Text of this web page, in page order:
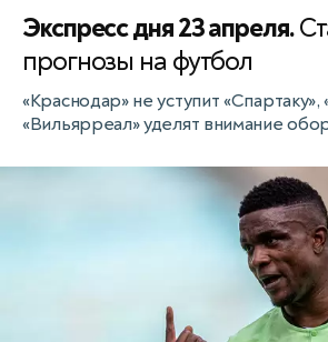
Экспресс дня 23 апреля.
прогнозы на футбол
«Краснодар» не уступит
«Вильярреал» уделят внимание